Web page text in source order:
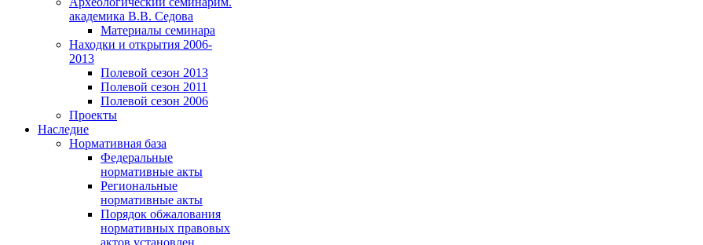
академика В.В. Седова
Материалы семинара
Находки и открытия 2006-
2013
Полевой сезон 2013
Полевой сезон 2011
Полевой сезон 2006
Проекты
Наследие
Нормативная база
Федеральные
нормативные акты
Региональные
нормативные акты
Порядок обжалования
нормативных правовых
актов установлен